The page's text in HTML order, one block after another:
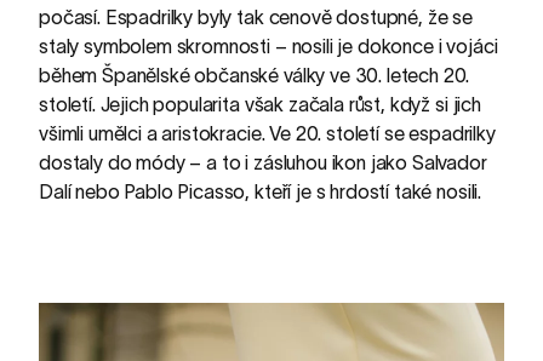
počasí. Espadrilky byly tak cenově dostupné, že se
staly symbolem skromnosti – nosili je dokonce i vojáci
během Španělské občanské války ve 30. letech 20.
století. Jejich popularita však začala růst, když si jich
všimli umělci a aristokracie. Ve 20. století se espadrilky
dostaly do módy – a to i zásluhou ikon jako Salvador
Dalí nebo Pablo Picasso, kteří je s hrdostí také nosili.